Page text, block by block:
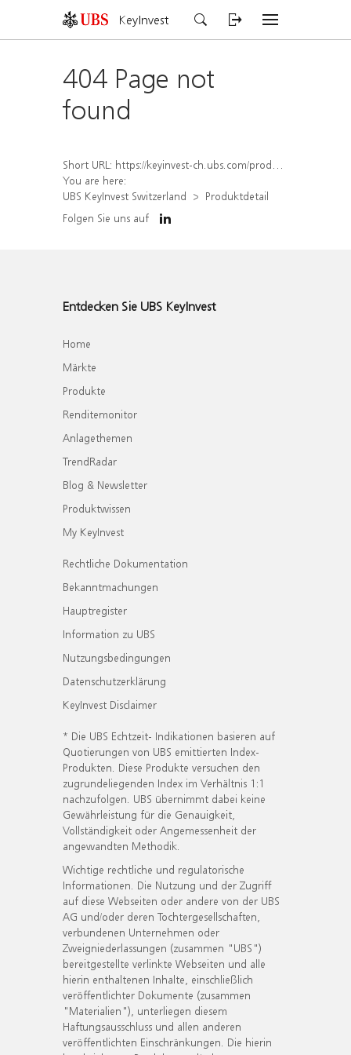
KeyInvest
404 Page not
found
Short URL: https://keyinvest-ch.ubs.com/produkt/detail/index/isin/CH1452460376
You are here:
UBS KeyInvest Switzerland
Produktdetail
Folgen Sie uns auf
Entdecken Sie UBS KeyInvest
Home
Märkte
Produkte
Renditemonitor
Anlagethemen
TrendRadar
Blog & Newsletter
Produktwissen
My KeyInvest
Rechtliche Dokumentation
Bekanntmachungen
Hauptregister
Information zu UBS
Nutzungsbedingungen
Datenschutzerklärung
KeyInvest Disclaimer
* Die UBS Echtzeit- Indikationen basieren auf
Quotierungen von UBS emittierten Index-
Produkten. Diese Produkte versuchen den
zugrundeliegenden Index im Verhältnis 1:1
nachzufolgen. UBS übernimmt dabei keine
Gewährleistung für die Genauigkeit,
Vollständigkeit oder Angemessenheit der
angewandten Methodik.
Wichtige rechtliche und regulatorische
Informationen. Die Nutzung und der Zugriff
auf diese Webseiten oder andere von der UBS
AG und/oder deren Tochtergesellschaften,
verbundenen Unternehmen oder
Zweigniederlassungen (zusammen "UBS")
bereitgestellte verlinkte Webseiten und alle
hierin enthaltenen Inhalte, einschließlich
veröffentlichter Dokumente (zusammen
"Materialien"), unterliegen diesem
Haftungsausschluss und allen anderen
veröffentlichten Einschränkungen. Die hierin